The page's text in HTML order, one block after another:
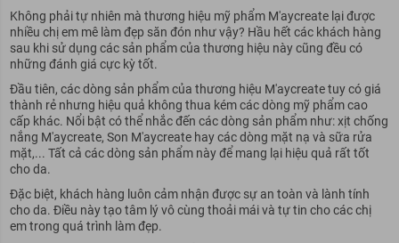
Không phải tự nhiên mà thương hiệu mỹ phẩm M'aycreate lại được
nhiều chị em mê làm đẹp săn đón như vậy? Hầu hết các khách hàng
sau khi sử dụng các sản phẩm của thương hiệu này cũng đều có
những đánh giá cực kỳ tốt.
Đầu tiên, các dòng sản phẩm của thương hiệu M'aycreate tuy có giá
thành rẻ nhưng hiệu quả không thua kém các dòng mỹ phẩm cao
cấp khác. Nổi bật có thể nhắc đến các dòng sản phẩm như: xịt chống
nắng M'aycreate, Son M'aycreate hay các dòng mặt nạ và sữa rửa
mặt,... Tất cả các dòng sản phẩm này để mang lại hiệu quả rất tốt
cho da.
Đặc biệt, khách hàng luôn cảm nhận được sự an toàn và lành tính
cho da. Điều này tạo tâm lý vô cùng thoải mái và tự tin cho các chị
em trong quá trình làm đẹp.